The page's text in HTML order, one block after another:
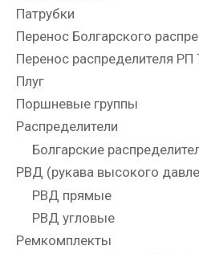
Патрубки
Перенос Болгарского
Перенос распределителя РП
Плуг
Поршневые группы
Распределители
Болгарские
РВД (рукава высокого
РВД прямые
РВД угловые
Ремкомплекты